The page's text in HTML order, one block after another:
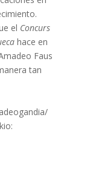
el Concurs
hace en
Faus
tan